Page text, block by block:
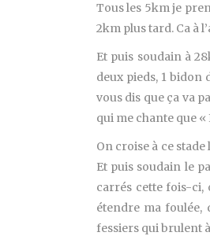
Tous les 5km je
2km plus tard. Ca à
Et puis soudain à
deux pieds, 1 bidon
vous dis que ça va
qui me chante que
On croise à ce
Et puis soudain le
carrés cette fois-ci,
étendre ma foulée,
fessiers qui brulent